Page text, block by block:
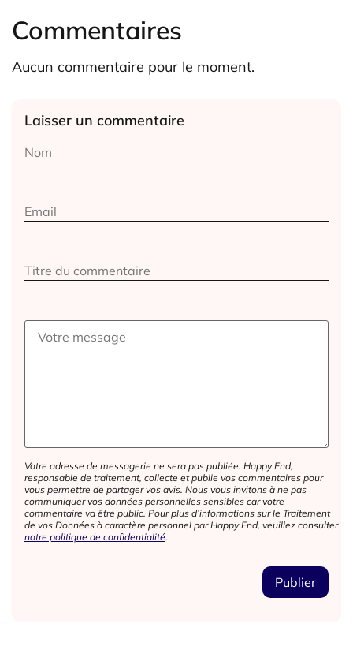
Commentaires
Aucun commentaire pour le moment.
Laisser un commentaire
Votre adresse de messagerie ne sera pas publiée. Happy End,
responsable de traitement, collecte et publie vos commentaires pour
vous permettre de partager vos avis. Nous vous invitons à ne pas
communiquer vos données personnelles sensibles car votre
commentaire va être public. Pour plus d’informations sur le Traitement
de vos Données à caractère personnel par Happy End, veuillez consulter
notre politique de confidentialité.
Alternative: